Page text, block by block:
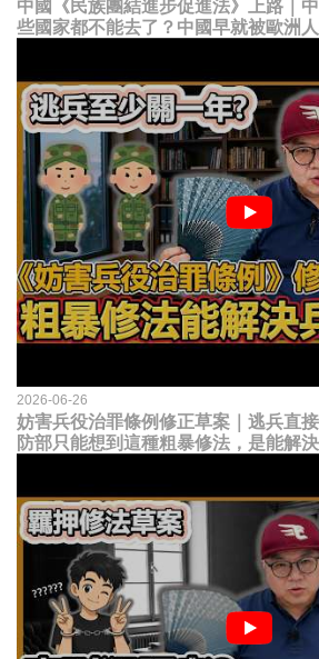
中國《民族團結進步促進法》上路｜
些國家都不能去了？中國早就被歐洲
2026-06-26
妨害兵役治罪條例修正草案｜逃兵直
防部只能想到這種粗暴修法，是能解